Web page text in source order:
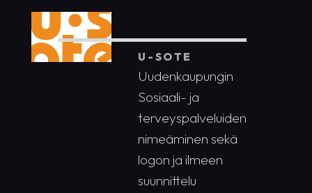
U-SOTE
Uudenkaupungin
Sosiaali- ja
terveyspalveluiden
nimeäminen sekä
logon ja ilmeen
suunnittelu